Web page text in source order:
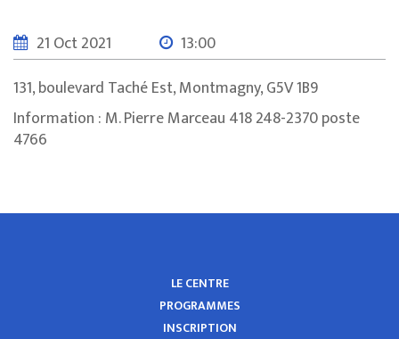
21 Oct 2021
13:00
131, boulevard Taché Est, Montmagny, G5V 1B9
Information : M. Pierre Marceau 418 248-2370 poste
4766
LE CENTRE
PROGRAMMES
INSCRIPTION